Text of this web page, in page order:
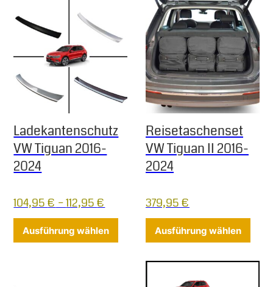
Ladekantenschutz
VW Tiguan 2016-
2024
104,95€ –112,95€
Ausführung wählen Dieses Produkt weist mehrere
Reisetaschenset
VW Tiguan II 2016-
2024
379,95€
Ausführung wählen